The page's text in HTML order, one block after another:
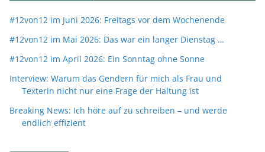
#12von12 im Juni 2026: Freitags vor dem Wochenende
#12von12 im Mai 2026: Das war ein langer Dienstag …
#12von12 im April 2026: Ein Sonntag ohne Sonne
Interview: Warum das Gendern für mich als Frau und
Texterin nicht nur eine Frage der Haltung ist
Breaking News: Ich höre auf zu schreiben – und werde
endlich effizient